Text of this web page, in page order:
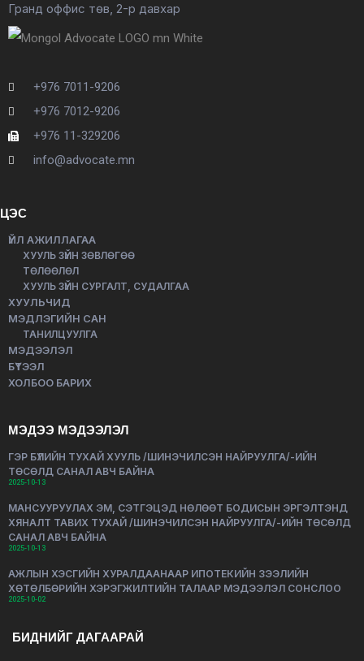
Гранд оффис төв, 2-р давхар
+976 7011-9206
+976 7012-9206
+976 11-329206
info@advocate.mn
ЦЭС
ҮЙЛ АЖИЛЛАГАА
ХУУЛЬ ЗҮЙН ЗӨВЛӨГӨӨ
ТӨЛӨӨЛӨЛ
ХУУЛЬ ЗҮЙН СУРГАЛТ, СУДАЛГАА
ХУУЛЬЧИД
МЭДЛЭГИЙН САН
ТАНИЛЦУУЛГА
МЭДЭЭЛЭЛ
БҮТЭЭЛ
ХОЛБОО БАРИХ
МЭДЭЭ МЭДЭЭЛЭЛ
ГЭР БҮЛИЙН ТУХАЙ ХУУЛЬ /ШИНЭЧИЛСЭН НАЙРУУЛГА/-ИЙН
ТӨСӨЛД САНАЛ АВЧ БАЙНА
2025-10-13
МАНСУУРУУЛАХ ЭМ, СЭТГЭЦЭД НӨЛӨӨТ БОДИСЫН ЭРГЭЛТЭНД
ХЯНАЛТ ТАВИХ ТУХАЙ /ШИНЭЧИЛСЭН НАЙРУУЛГА/-ИЙН ТӨСӨЛД
САНАЛ АВЧ БАЙНА
2025-10-13
АЖЛЫН ХЭСГИЙН ХУРАЛДААНААР ИПОТЕКИЙН ЗЭЭЛИЙН
ХӨТӨЛБӨРИЙН ХЭРЭГЖИЛТИЙН ТАЛААР МЭДЭЭЛЭЛ СОНСЛОО
2025-10-02
БИДНИЙГ ДАГААРАЙ